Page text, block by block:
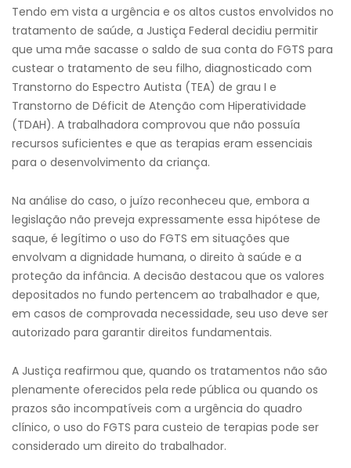
Tendo em vista a urgência e os altos custos envolvidos no
tratamento de saúde, a Justiça Federal decidiu permitir
que uma mãe sacasse o saldo de sua conta do FGTS para
custear o tratamento de seu filho, diagnosticado com
Transtorno do Espectro Autista (TEA) de grau I e
Transtorno de Déficit de Atenção com Hiperatividade
(TDAH). A trabalhadora comprovou que não possuía
recursos suficientes e que as terapias eram essenciais
para o desenvolvimento da criança.
Na análise do caso, o juízo reconheceu que, embora a
legislação não preveja expressamente essa hipótese de
saque, é legítimo o uso do FGTS em situações que
envolvam a dignidade humana, o direito à saúde e a
proteção da infância. A decisão destacou que os valores
depositados no fundo pertencem ao trabalhador e que,
em casos de comprovada necessidade, seu uso deve ser
autorizado para garantir direitos fundamentais.
A Justiça reafirmou que, quando os tratamentos não são
plenamente oferecidos pela rede pública ou quando os
prazos são incompatíveis com a urgência do quadro
clínico, o uso do FGTS para custeio de terapias pode ser
considerado um direito do trabalhador.